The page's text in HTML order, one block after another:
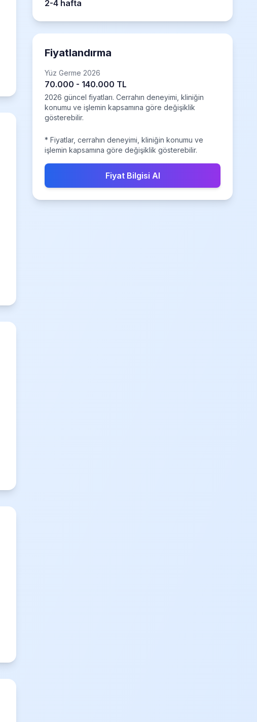
2-4 hafta
Fiyatlandırma
Yüz Germe 2026
70.000 - 140.000 TL
2026 güncel fiyatları. Cerrahın deneyimi, kliniğin
konumu ve işlemin kapsamına göre değişiklik
gösterebilir.
* Fiyatlar, cerrahın deneyimi, kliniğin konumu ve
işlemin kapsamına göre değişiklik gösterebilir.
Fiyat Bilgisi Al